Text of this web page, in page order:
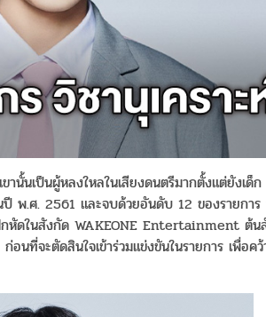
นั้นเป็นผู้หลงใหลในเสียงดนตรีมากตั้งแต่ยังเด็ก
ปี พ.ศ. 2561 และจบด้วยอันดับ 12 ของรายกา
กหัดในสังกัด WAKEONE Entertainment ต้
นที่จะตัดสินใจเข้าร่วมแข่งขันในรายการ เพื่อคว้